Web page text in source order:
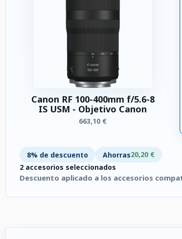
Canon RF 100-400mm f/5.6-8
IS USM - Objetivo Canon
663,10 €
8% de descuento Ahorras20,20 €
2 accesorios seleccionados
Descuento aplicado a los accesorios